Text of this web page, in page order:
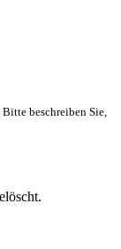
Bitte beschreiben Sie,